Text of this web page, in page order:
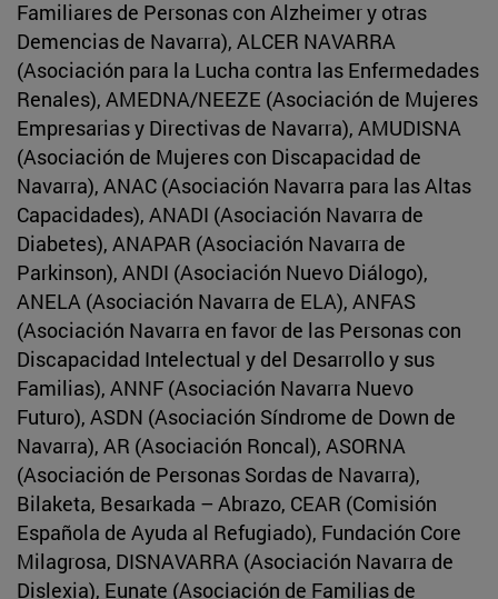
Familiares de Personas con Alzheimer y otras
Demencias de Navarra), ALCER NAVARRA
(Asociación para la Lucha contra las Enfermedades
Renales), AMEDNA/NEEZE (Asociación de Mujeres
Empresarias y Directivas de Navarra), AMUDISNA
(Asociación de Mujeres con Discapacidad de
Navarra), ANAC (Asociación Navarra para las Altas
Capacidades), ANADI (Asociación Navarra de
Diabetes), ANAPAR (Asociación Navarra de
Parkinson), ANDI (Asociación Nuevo Diálogo),
ANELA (Asociación Navarra de ELA), ANFAS
(Asociación Navarra en favor de las Personas con
Discapacidad Intelectual y del Desarrollo y sus
Familias), ANNF (Asociación Navarra Nuevo
Futuro), ASDN (Asociación Síndrome de Down de
Navarra), AR (Asociación Roncal), ASORNA
(Asociación de Personas Sordas de Navarra),
Bilaketa, Besarkada – Abrazo, CEAR (Comisión
Española de Ayuda al Refugiado), Fundación Core
Milagrosa, DISNAVARRA (Asociación Navarra de
Dislexia), Eunate (Asociación de Familias de